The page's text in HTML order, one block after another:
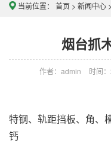
当前位置： 首页 > 新闻中心 >
烟台抓
作者：admin 时间
特钢、轨距挡板、角、
钙